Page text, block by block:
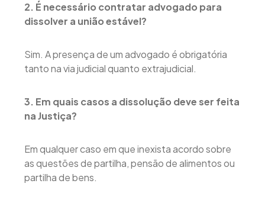
2. É necessário contratar advogado para
dissolver a união estável?
Sim. A presença de um advogado é obrigatória
tanto na via judicial quanto extrajudicial.
3. Em quais casos a dissolução deve ser feita
na Justiça?
Em qualquer caso em que inexista acordo sobre
as questões de partilha, pensão de alimentos ou
partilha de bens.